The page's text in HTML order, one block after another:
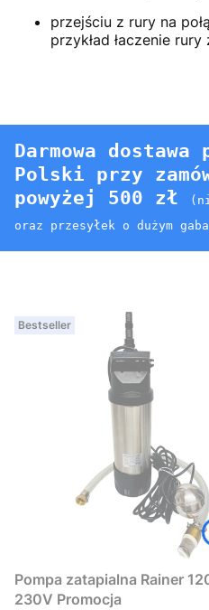
przejściu z rury na
przykład łaczenie rury
Darmowa
Polski przy
powyżej 500 zł
oraz przesyłek o dużym
Bestseller
Pompa zatapialna Rainer
230V Promocja